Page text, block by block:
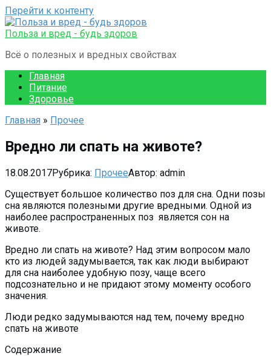
Перейти к контенту
Польза и вред - будь здоров
Всё о полезных и вредных свойствах
Главная
Питание
Здоровье
Главная » Прочее
Вредно ли спать на животе?
18.08.2017Рубрика: ПрочееАвтор: admin
Существует большое количество поз для сна. Одни позы
сна являются полезными другие вредными. Одной из
наиболее распространенных поз является сон на
животе.
Вредно ли спать на животе? Над этим вопросом мало
кто из людей задумывается, так как люди выбирают
для сна наиболее удобную позу, чаще всего
подсознательно и не придают этому моменту особого
значения.
Люди редко задумываются над тем, почему вредно
спать на животе
Содержание